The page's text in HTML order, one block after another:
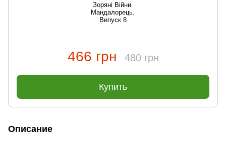
Зоряні Війни.
Мандалорець.
Випуск 8
466 грн 480 грн
Купить
Описание